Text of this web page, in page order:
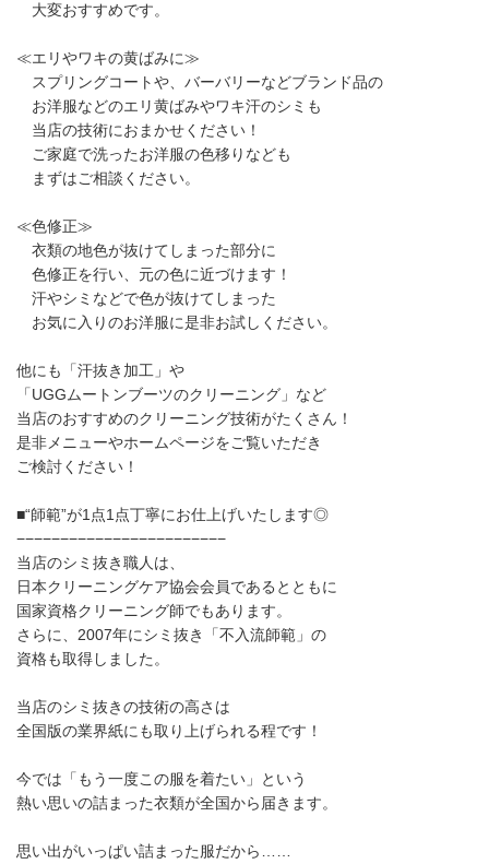
大変おすすめです。
≪エリやワキの黄ばみに≫
スプリングコートや、バーバリーなどブランド品の
お洋服などのエリ黄ばみやワキ汗のシミも
当店の技術におまかせください！
ご家庭で洗ったお洋服の色移りなども
まずはご相談ください。
≪色修正≫
衣類の地色が抜けてしまった部分に
色修正を行い、元の色に近づけます！
汗やシミなどで色が抜けてしまった
お気に入りのお洋服に是非お試しください。
他にも「汗抜き加工」や
「UGGムートンブーツのクリーニング」など
当店のおすすめのクリーニング技術がたくさん！
是非メニューやホームページをご覧いただき
ご検討ください！
■“師範”が1点1点丁寧にお仕上げいたします◎
−−−−−−−−−−−−−−−−−−−−−−−−
当店のシミ抜き職人は、
日本クリーニングケア協会会員であるとともに
国家資格クリーニング師でもあります。
さらに、2007年にシミ抜き「不入流師範」の
資格も取得しました。
当店のシミ抜きの技術の高さは
全国版の業界紙にも取り上げられる程です！
今では「もう一度この服を着たい」という
熱い思いの詰まった衣類が全国から届きます。
思い出がいっぱい詰まった服だから……